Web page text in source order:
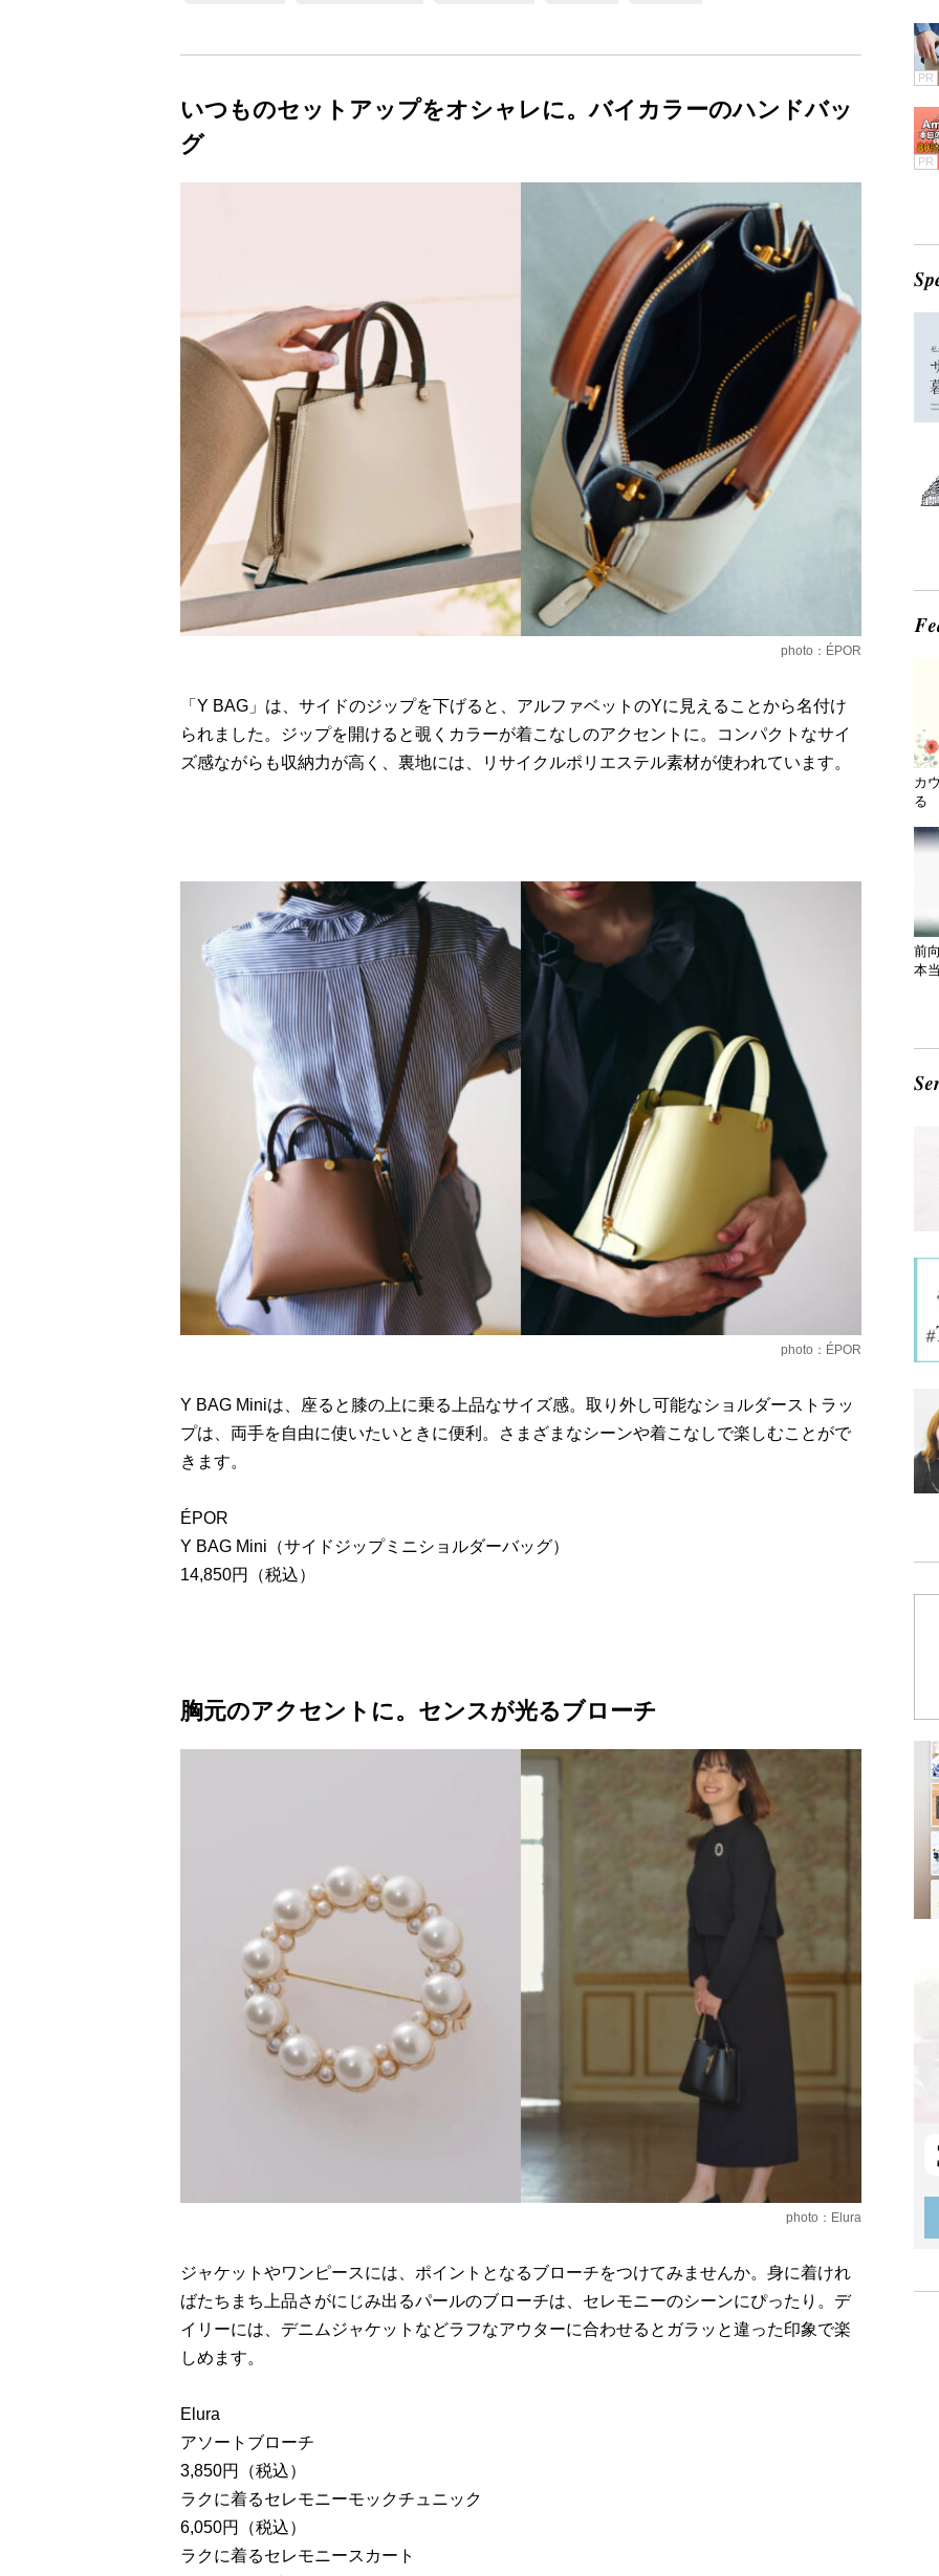
いつものセットアップをオシャレに。バイカラーのハンドバッ
グ
photo：ÉPOR
「Y BAG」は、サイドのジップを下げると、アルファベットのYに見えることから名付け
られました。ジップを開けると覗くカラーが着こなしのアクセントに。コンパクトなサイ
ズ感ながらも収納力が高く、裏地には、リサイクルポリエステル素材が使われています。
photo：ÉPOR
Y BAG Miniは、座ると膝の上に乗る上品なサイズ感。取り外し可能なショルダーストラッ
プは、両手を自由に使いたいときに便利。さまざまなシーンや着こなしで楽しむことがで
きます。
ÉPOR
Y BAG Mini（サイドジップミニショルダーバッグ）
14,850円（税込）
胸元のアクセントに。センスが光るブローチ
photo：Elura
ジャケットやワンピースには、ポイントとなるブローチをつけてみませんか。身に着けれ
ばたちまち上品さがにじみ出るパールのブローチは、セレモニーのシーンにぴったり。デ
イリーには、デニムジャケットなどラフなアウターに合わせるとガラッと違った印象で楽
しめます。
Elura
アソートブローチ
3,850円（税込）
ラクに着るセレモニーモックチュニック
6,050円（税込）
ラクに着るセレモニースカート
PR
PR
カ
る
前
本